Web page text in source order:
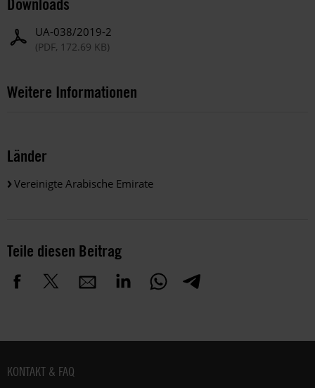
UA-038/2019-2
(PDF, 172.69 KB)
Weitere Informationen
Länder
Vereinigte Arabische Emirate
Teile diesen Beitrag
Fußbereich
KONTAKT & FAQ